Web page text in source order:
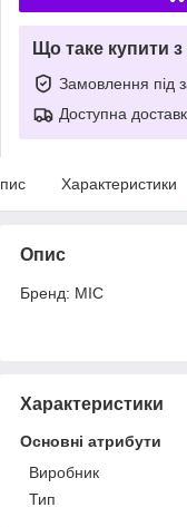
Що таке купити
Замовлення під
Доступна
Характеристики
Опис
Бренд: MIC
Характеристики
Основні атрибути
Виробник
Тип